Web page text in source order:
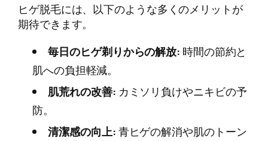
ヒゲ脱毛には、以下のような多くのメリットが
期待できます。
毎日のヒゲ剃りからの解放: 時間の節約と
肌への負担軽減。
肌荒れの改善: カミソリ負けやニキビの予
防。
清潔感の向上:青ヒゲの解消や肌のトーン